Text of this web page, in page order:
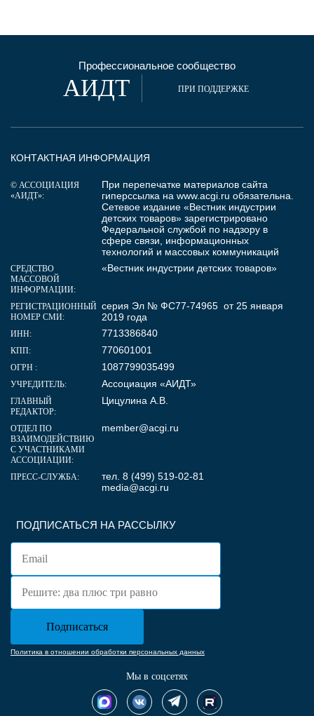
Профессиональное сообщество
АИДТ ПРИ ПОДДЕРЖКЕ
ПОДПИСАТЬСЯ НА РАССЫЛКУ
Политика в отношении обработки персональных данных
Мы в соцсетях
КОНТАКТНАЯ ИНФОРМАЦИЯ
© АССОЦИАЦИЯ
«АИДТ»:
При перепечатке материалов сайта
гиперссылка на www.acgi.ru обязательна.
Сетевое издание «Вестник индустрии
детских товаров» зарегистрировано
Федеральной службой по надзору в
сфере связи, информационных
технологий и массовых коммуникаций
СРЕДСТВО
МАССОВОЙ
ИНФОРМАЦИИ:
«Вестник индустрии детских товаров»
РЕГИСТРАЦИОННЫЙ
НОМЕР СМИ:
серия Эл № ФС77-74965 от 25 января
2019 года
ИНН: 7713386840
КПП: 770601001
ОГРН : 1087799035499
УЧРЕДИТЕЛЬ: Ассоциация «АИДТ»
ГЛАВНЫЙ
РЕДАКТОР:
Цицулина А.В.
ОТДЕЛ ПО
ВЗАИМОДЕЙСТВИЮ
С УЧАСТНИКАМИ
АССОЦИАЦИИ:
member@acgi.ru
ПРЕСС-СЛУЖБА:
тел. 8 (499) 519-02-81
media@acgi.ru